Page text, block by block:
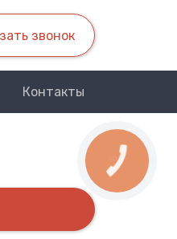
звонок
Контакты
КНОПКА
СВЯЗИ